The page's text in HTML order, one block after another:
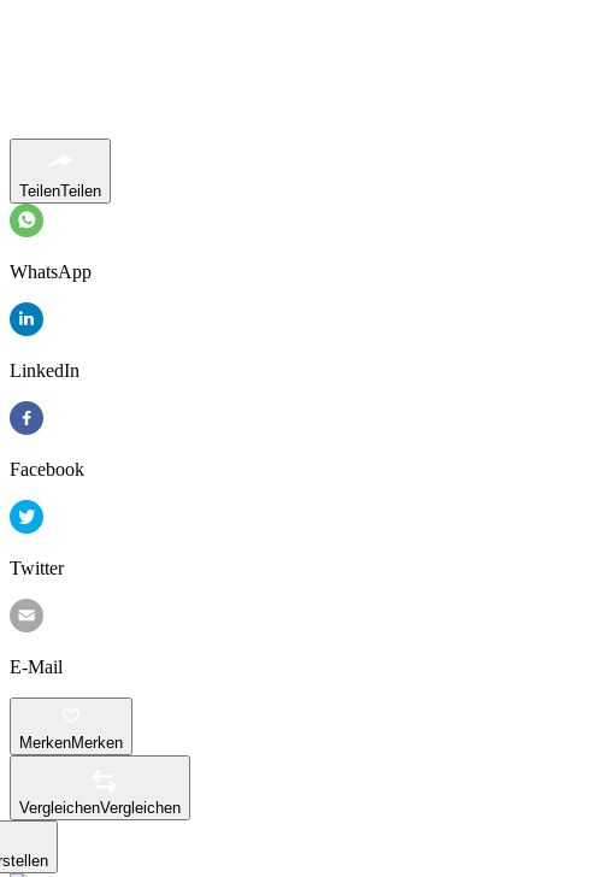
TeilenTeilen
WhatsApp
LinkedIn
Facebook
Twitter
E-Mail
MerkenMerken
VergleichenVergleichen